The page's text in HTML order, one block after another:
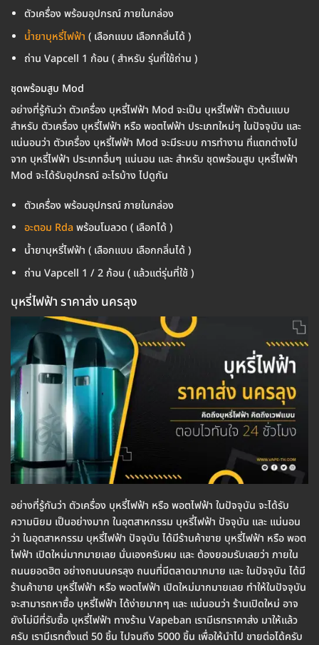
ตัวเครื่อง พร้อมอุปกรณ์ ภายในกล่อง
น้ำยาบุหรี่ไฟฟ้า ( เลือกแบบ เลือกกลิ่นได้ )
ถ่าน Vapcell 1 ก้อน ( สำหรับ รุ่นที่ใช้ถ่าน )
ชุดพร้อมสูบ Mod
อย่างที่รู้กันว่า ตัวเครื่อง บุหรี่ไฟฟ้า Mod จะเป็น บุหรี่ไฟฟ้า ตัวต้นแบบ
สำหรับ ตัวเครื่อง บุหรี่ไฟฟ้า หรือ พอตไฟฟ้า ประเภทใหม่ๆ ในปัจจุบัน และ
แน่นอนว่า ตัวเครื่อง บุหรี่ไฟฟ้า Mod จะมีระบบ การทำงาน ที่แตกต่างไป
จาก บุหรี่ไฟฟ้า ประเภทอื่นๆ แน่นอน และ สำหรับ ชุดพร้อมสูบ บุหรี่ไฟฟ้า
Mod จะได้รับอุปกรณ์ อะไรบ้าง ไปดูกัน
ตัวเครื่อง พร้อมอุปกรณ์ ภายในกล่อง
อะตอม Rda พร้อมโมลวด ( เลือกได้ )
น้ำยาบุหรี่ไฟฟ้า ( เลือกแบบ เลือกกลิ่นได้ )
ถ่าน Vapcell 1 / 2 ก้อน ( แล้วแต่รุ่นที่ใช้ )
บุหรี่ไฟฟ้า ราคาส่ง นครลุง
อย่างที่รู้กันว่า ตัวเครื่อง บุหรี่ไฟฟ้า หรือ พอตไฟฟ้า ในปัจจุบัน จะได้รับ
ความนิยม เป็นอย่างมาก ในอุตสาหกรรม บุหรี่ไฟฟ้า ปัจจุบัน และ แน่นอน
ว่า ในอุตสาหกรรม บุหรี่ไฟฟ้า ปัจจุบัน ได้มีร้านค้าขาย บุหรี่ไฟฟ้า หรือ พอต
ไฟฟ้า เปิดใหม่มากมายเลย นั่นเองครับผม และ ต้องยอมรับเลยว่า ภายใน
ถนนยอดฮิต อย่างถนนนครลุง ถนนที่มีตลาดมากมาย และ ในปัจจุบัน ได้มี
ร้านค้าขาย บุหรี่ไฟฟ้า หรือ พอตไฟฟ้า เปิดใหม่มากมายเลย ทำให้ในปัจจุบัน
จะสามารถหาซื้อ บุหรี่ไฟฟ้า ได้ง่ายมากๆ และ แน่นอนว่า ร้านเปิดใหม่ อาจ
ยังไม่มีที่รับซื้อ บุหรี่ไฟฟ้า ทางร้าน Vapeban เรามีเรทราคาส่ง มาให้แล้ว
ครับ เรามีเรทตั้งแต่ 50 ชิ้น ไปจนถึง 5000 ชิ้น เพื่อให้นำไป ขายต่อได้ครับ